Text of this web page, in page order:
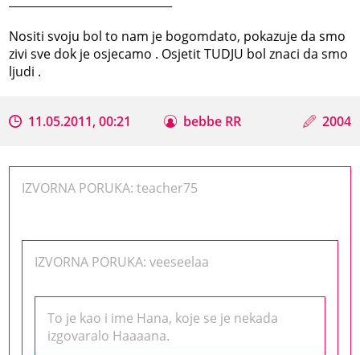
Nositi svoju bol to nam je bogomdato, pokazuje da smo
zivi sve dok je osjecamo . Osjetit TUDJU bol znaci da smo
ljudi .
11.05.2011, 00:21 bebbe RR 2004
IZVORNA PORUKA: teacher75
IZVORNA PORUKA: veeseelaa
To je kao i ime Hana, koje se je nekada
izgovaralo Haaaana.